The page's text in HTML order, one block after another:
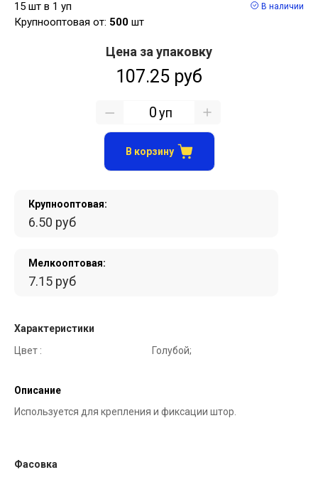
15 шт в 1 уп
Крупнооптовая от: 500 шт
В наличии
Крупнооптовая:
6.50 руб
Мелкооптовая:
7.15 руб
Характеристики
Цвет :
Голубой;
Описание
Используется для крепления и фиксации штор.
Цена за упаковку
107.25 руб
уп
В корзину
Фасовка